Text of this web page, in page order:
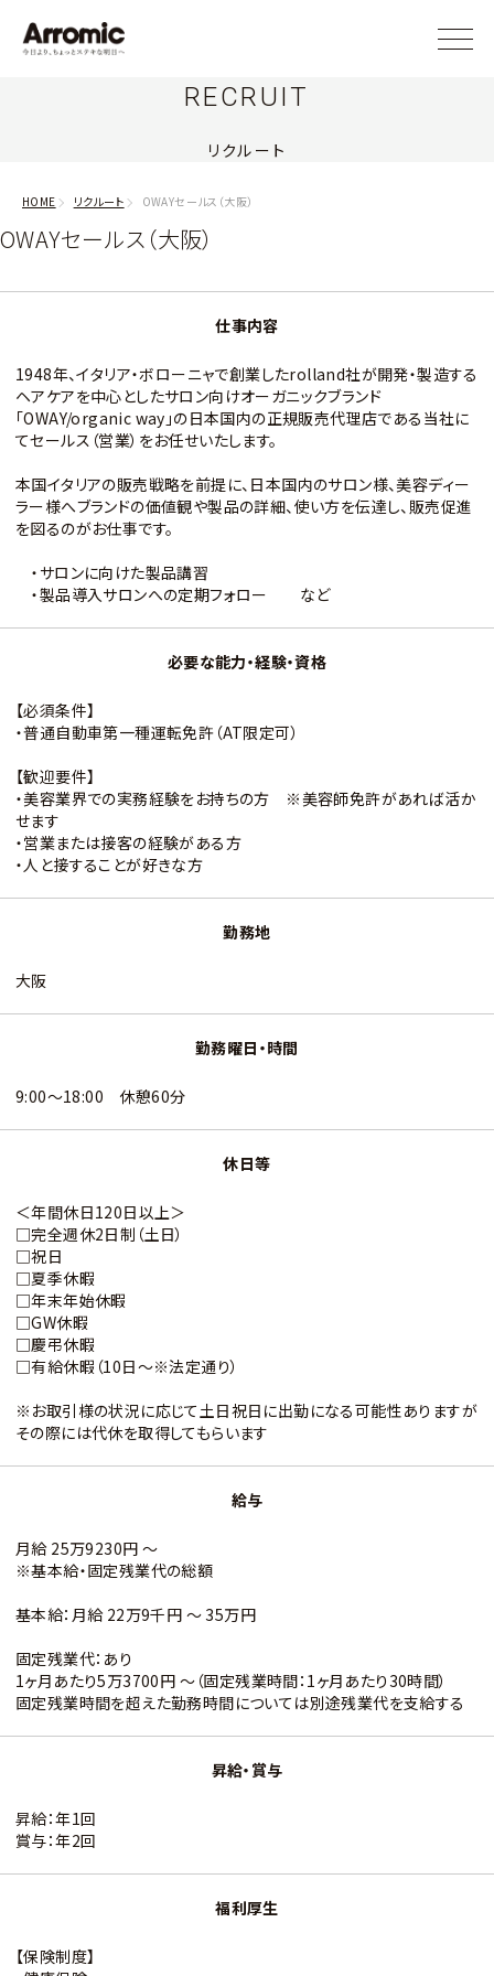
RECRUIT
リクルート
HOME リクルート OWAYセールス（大阪）
OWAYセールス（大阪）
仕事内容
1948年、イタリア・ボローニャで創業したrolland社が開発・製造する
ヘアケアを中心としたサロン向けオーガニックブランド
「OWAY/organic way」の日本国内の正規販売代理店である当社に
てセールス（営業）をお任せいたします。
本国イタリアの販売戦略を前提に、日本国内のサロン様、美容ディー
ラー様へブランドの価値観や製品の詳細、使い方を伝達し、販売促進
を図るのがお仕事です。
・サロンに向けた製品講習
・製品導入サロンへの定期フォロー など
必要な能力・経験・資格
【必須条件】
・普通自動車第一種運転免許（AT限定可）
【歓迎要件】
・美容業界での実務経験をお持ちの方 ※美容師免許があれば活か
せます
・営業または接客の経験がある方
・人と接することが好きな方
勤務地
大阪
勤務曜日・時間
9:00～18:00 休憩60分
休日等
＜年間休日120日以上＞
□完全週休2日制（土日）
□祝日
□夏季休暇
□年末年始休暇
□GW休暇
□慶弔休暇
□有給休暇（10日～※法定通り）
※お取引様の状況に応じて土日祝日に出勤になる可能性ありますが
その際には代休を取得してもらいます
給与
月給 25万9230円 〜
※基本給・固定残業代の総額
基本給：月給 22万9千円 〜 35万円
固定残業代：あり
1ヶ月あたり5万3700円 〜（固定残業時間：1ヶ月あたり30時間）
固定残業時間を超えた勤務時間については別途残業代を支給する
昇給・賞与
昇給：年1回
賞与：年2回
福利厚生
【保険制度】